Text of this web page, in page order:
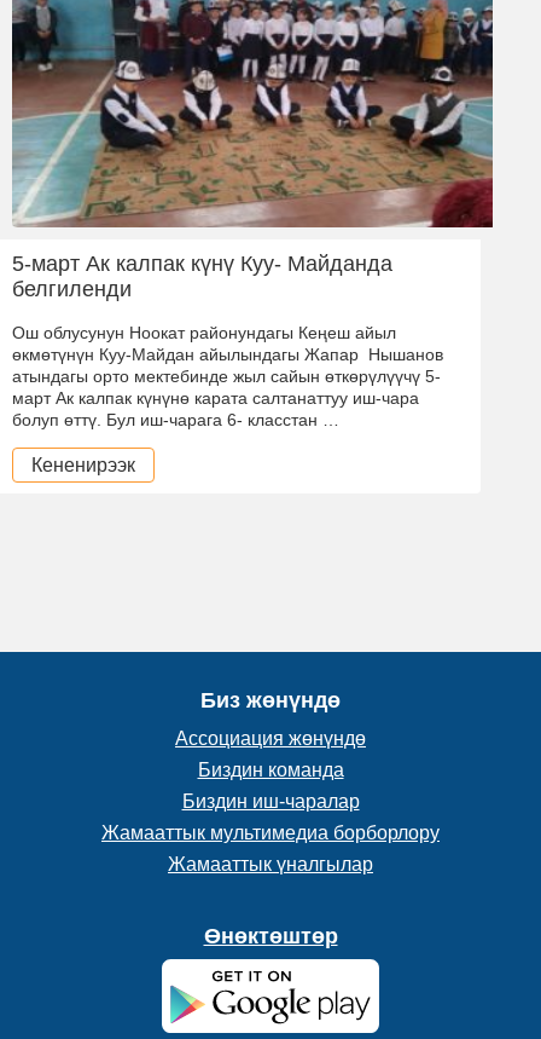
5-март Ак калпак күнү Куу- Майданда
белгиленди
Ош облусунун Ноокат районундагы Кеңеш айыл
өкмөтүнүн Куу-Майдан айылындагы Жапар Нышанов
атындагы орто мектебинде жыл сайын өткөрүлүүчү 5-
март Ак калпак күнүнө карата салтанаттуу иш-чара
болуп өттү. Бул иш-чарага 6- класстан …
Кененирээк
Биз жөнүндө
Ассоциация жөнүндө
Биздин команда
Биздин иш-чаралар
Жамааттык мультимедиа борборлору
Жамааттык үналгылар
Өнөктөштөр